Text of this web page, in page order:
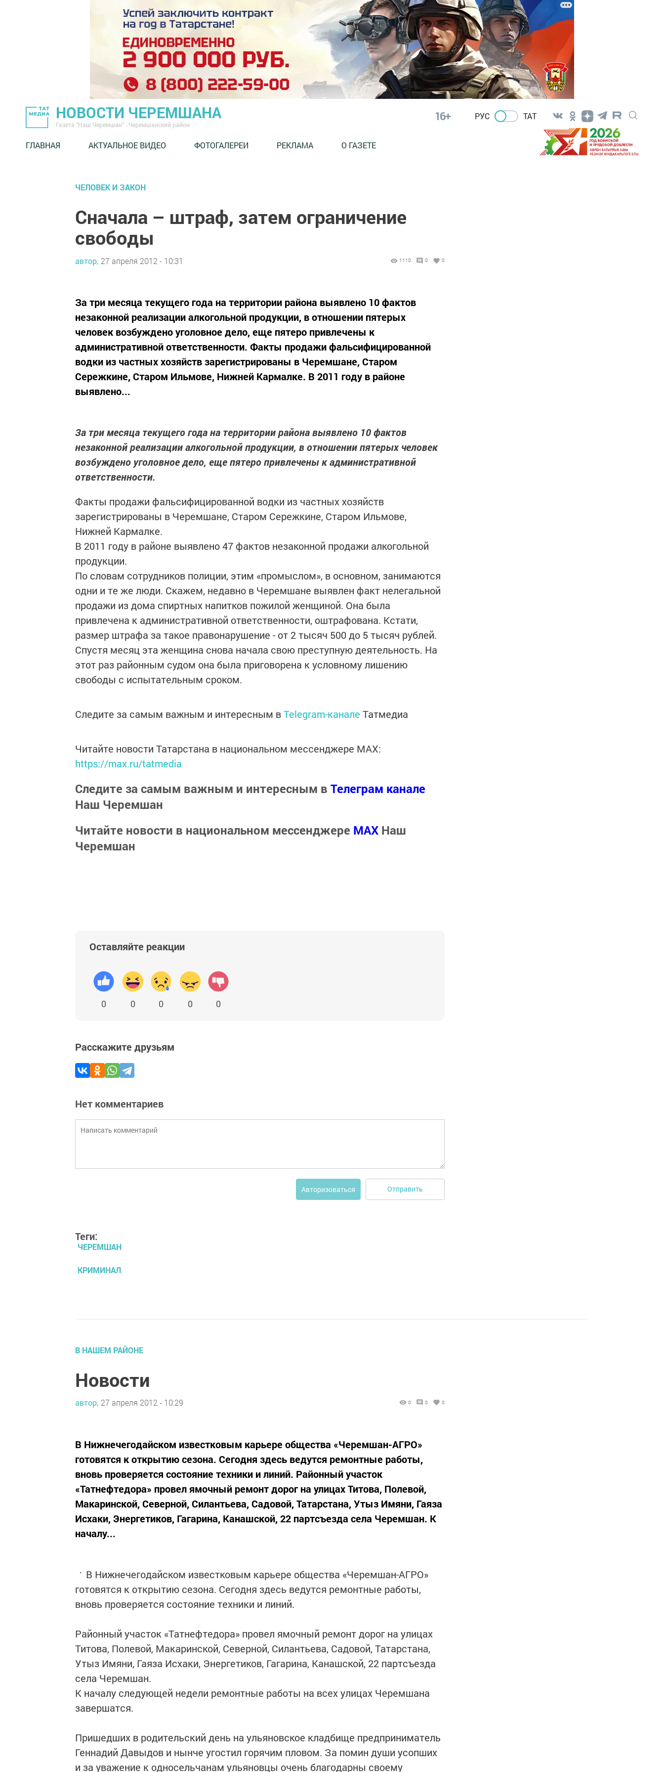
НОВОСТИ ЧЕРЕМШАНА
Газета "Наш Черемшан" - Черемшанский район
16+ РУС ТАТ
ГЛАВНАЯ АКТУАЛЬНОЕ ВИДЕО ФОТОГАЛЕРЕИ РЕКЛАМА О ГАЗЕТЕ
ЧЕЛОВЕК И ЗАКОН
Сначала – штраф, затем ограничение
свободы
автор, 27 апреля 2012 - 10:31 1110 0 0
За три месяца текущего года на территории района выявлено 10 фактов
незаконной реализации алкогольной продукции, в отношении пятерых
человек возбуждено уголовное дело, еще пятеро привлечены к
административной ответственности. Факты продажи фальсифицированной
водки из частных хозяйств зарегистрированы в Черемшане, Старом
Сережкине, Старом Ильмове, Нижней Кармалке. В 2011 году в районе
выявлено...
За три месяца текущего года на территории района выявлено 10 фактов
незаконной реализации алкогольной продукции, в отношении пятерых человек
возбуждено уголовное дело, еще пятеро привлечены к административной
ответственности.
Факты продажи фальсифицированной водки из частных хозяйств
зарегистрированы в Черемшане, Старом Сережкине, Старом Ильмове,
Нижней Кармалке.
В 2011 году в районе выявлено 47 фактов незаконной продажи алкогольной
продукции.
По словам сотрудников полиции, этим «промыслом», в основном, занимаются
одни и те же люди. Скажем, недавно в Черемшане выявлен факт нелегальной
продажи из дома спиртных напитков пожилой женщиной. Она была
привлечена к административной ответственности, оштрафована. Кстати,
размер штрафа за такое правонарушение - от 2 тысяч 500 до 5 тысяч рублей.
Спустя месяц эта женщина снова начала свою преступную деятельность. На
этот раз районным судом она была приговорена к условному лишению
свободы с испытательным сроком.
Следите за самым важным и интересным вTelegram-канале Татмедиа
Читайте новости Татарстана в национальном мессенджере MАХ:
https://max.ru/tatmedia
Следите за самым важным и интересным в Телеграм канале
Наш Черемшан
Читайте новости в национальном мессенджере MАХ Наш
Черемшан
Оставляйте реакции
0 0 0 0 0
Расскажите друзьям
Нет комментариев
Авторизоваться Отправить
Теги:
ЧЕРЕМШАН
КРИМИНАЛ
В НАШЕМ РАЙОНЕ
Новости
автор, 27 апреля 2012 - 10:29 0 0 0
В Нижнечегодайском известковым карьере общества «Черемшан-АГРО»
готовятся к открытию сезона. Сегодня здесь ведутся ремонтные работы,
вновь проверяется состояние техники и линий. Районный участок
«Татнефтедора» провел ямочный ремонт дорог на улицах Титова, Полевой,
Макаринской, Северной, Силантьева, Садовой, Татарстана, Утыз Имяни, Гаяза
Исхаки, Энергетиков, Гагарина, Канашской, 22 партсъезда села Черемшан. К
началу...
В Нижнечегодайском известковым карьере общества «Черемшан-АГРО»
готовятся к открытию сезона. Сегодня здесь ведутся ремонтные работы,
вновь проверяется состояние техники и линий.
Районный участок «Татнефтедора» провел ямочный ремонт дорог на улицах
Титова, Полевой, Макаринской, Северной, Силантьева, Садовой, Татарстана,
Утыз Имяни, Гаяза Исхаки, Энергетиков, Гагарина, Канашской, 22 партсъезда
села Черемшан.
К началу следующей недели ремонтные работы на всех улицах Черемшана
завершатся.
Пришедших в родительский день на ульяновское кладбище предприниматель
Геннадий Давыдов и нынче угостил горячим пловом. За помин души усопших
и за уважение к односельчанам ульяновцы очень благодарны своему